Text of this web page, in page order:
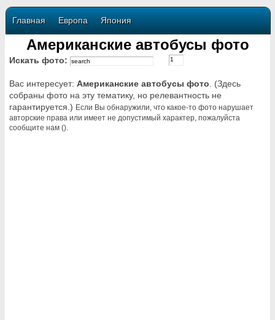
Главная Европа Япония
Американские автобусы фото
Искать фото:
Вас интересует: Американские автобусы фото . (Здесь
собраны фото на эту тематику, но релевантность не
гарантируется.) Если Вы обнаружили, что какое-то фото нарушает
авторские права или имеет не допустимый характер, пожалуйста
сообщите нам ().